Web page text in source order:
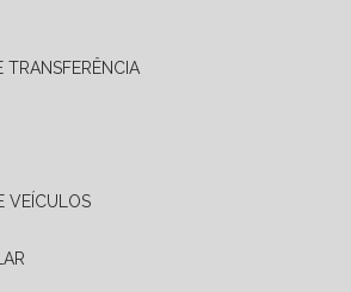
TRANSFERÊNCIA
VEÍCULOS